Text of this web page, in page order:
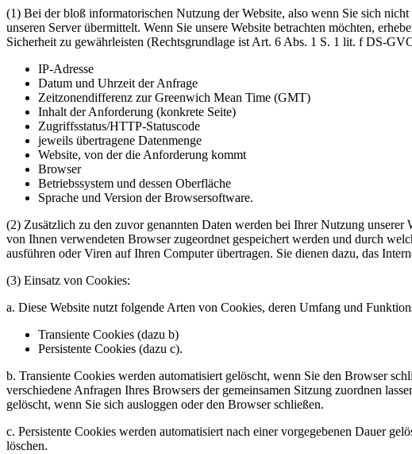
(1) Bei der bloß informatorischen Nutzung der Website, also wenn Sie sich
unseren Server übermittelt. Wenn Sie unsere Website betrachten möchten,
Sicherheit zu gewährleisten (Rechtsgrundlage ist Art. 6 Abs. 1 S. 1 lit. f DS-
IP-Adresse
Datum und Uhrzeit der Anfrage
Zeitzonendifferenz zur Greenwich Mean Time (GMT)
Inhalt der Anforderung (konkrete Seite)
Zugriffsstatus/HTTP-Statuscode
jeweils übertragene Datenmenge
Website, von der die Anforderung kommt
Browser
Betriebssystem und dessen Oberfläche
Sprache und Version der Browsersoftware.
(2) Zusätzlich zu den zuvor genannten Daten werden bei Ihrer Nutzung
von Ihnen verwendeten Browser zugeordnet gespeichert werden und durch
ausführen oder Viren auf Ihren Computer übertragen. Sie dienen dazu, das
(3) Einsatz von Cookies:
a. Diese Website nutzt folgende Arten von Cookies, deren Umfang und
Transiente Cookies (dazu b)
Persistente Cookies (dazu c).
b. Transiente Cookies werden automatisiert gelöscht, wenn Sie den Browser
verschiedene Anfragen Ihres Browsers der gemeinsamen Sitzung zuordnen
gelöscht, wenn Sie sich ausloggen oder den Browser schließen.
c. Persistente Cookies werden automatisiert nach einer vorgegebenen Dauer
löschen.